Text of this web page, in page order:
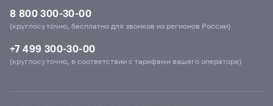
8 800 300-30-00
(круглосуточно, бесплатно для звонков из регионов России)
+7 499 300-30-00
(круглосуточно, в соответствии с тарифами вашего оператора)